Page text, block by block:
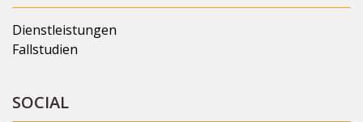
Dienstleistungen
Fallstudien
SOCIAL